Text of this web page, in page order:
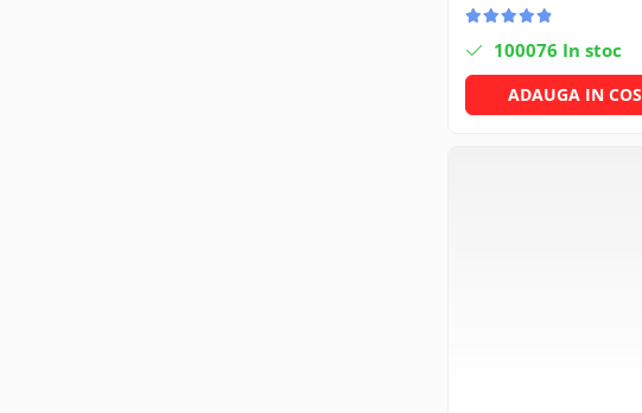
100076 In stoc
ADAUGA IN COS